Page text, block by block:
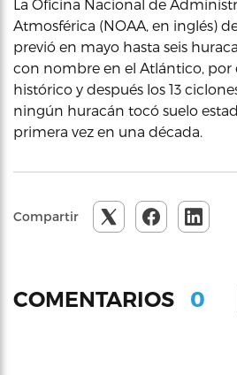
La Oficina Nacional de
Atmosférica (NOAA, en inglés)
previó en mayo hasta seis
con nombre en el Atlántico,
histórico y después los 13
ningún huracán tocó suelo
primera vez en una década.
Compartir
COMENTARIOS 0